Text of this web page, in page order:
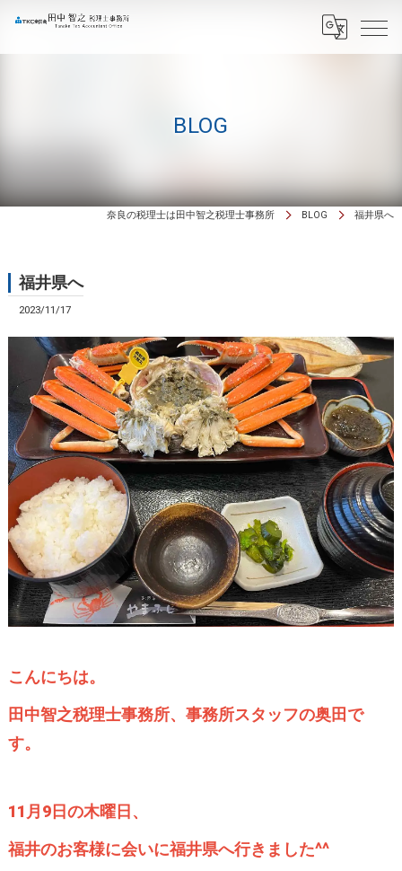
BLOG
奈良の税理士は田中智之税理士事務所 BLOG 福井県へ
福井県へ
2023/11/17
こんにちは。
田中智之税理士事務所、事務所スタッフの奥田で
す。
11月9日の木曜日、
福井のお客様に会いに福井県へ行きました^^